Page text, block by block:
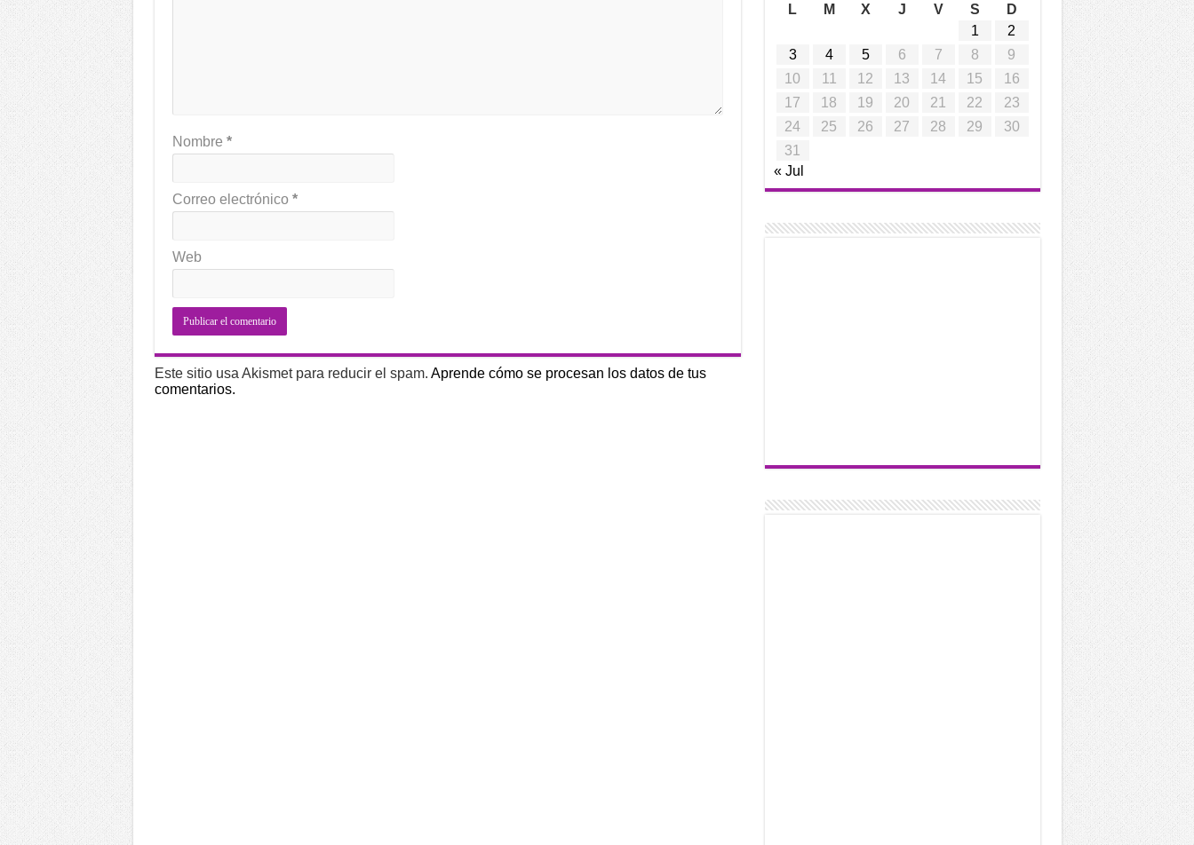
Nombre *
Correo electrónico *
Web
Este sitio usa Akismet para reducir el spam. Aprende cómo se procesan los datos de tus
comentarios.
L
M X J V S
D
1
2
3
4 5 6 7 8
9
10
11 12 13 14 15
16
17
18 19 20 21 22
23
24
25 26 27 28 29
30
31
« Jul